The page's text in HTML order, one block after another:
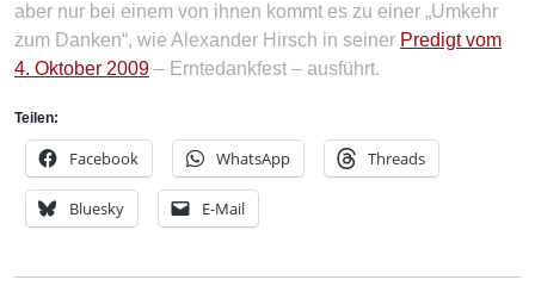
aber nur bei einem von ihnen kommt es zu einer „Umkehr
zum Danken“, wie Alexander Hirsch in seiner Predigt vom
4. Oktober 2009 – Erntedankfest – ausführt.
Teilen:
Facebook WhatsApp Threads
Bluesky E-Mail